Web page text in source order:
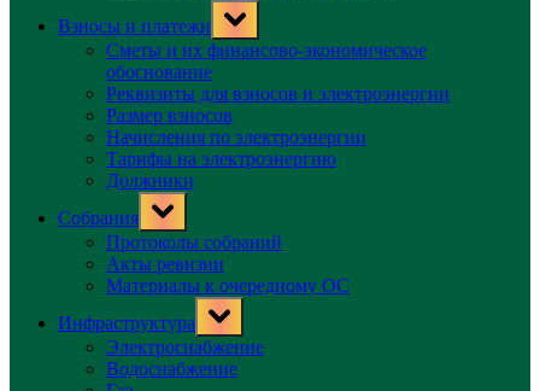
Взносы и платежи
Toggle
sub-
menu
Сметы и их финансово-экономическое
обоснование
Реквизиты для взносов и электроэнергии
Размер взносов
Начисления по электроэнергии
Тарифы на электроэнергию
Должники
Собрания
Toggle
sub-
menu
Протоколы собраний
Акты ревизии
Материалы к очередному ОС
Инфраструктура
Toggle
sub-
menu
Электроснабжение
Водоснабжение